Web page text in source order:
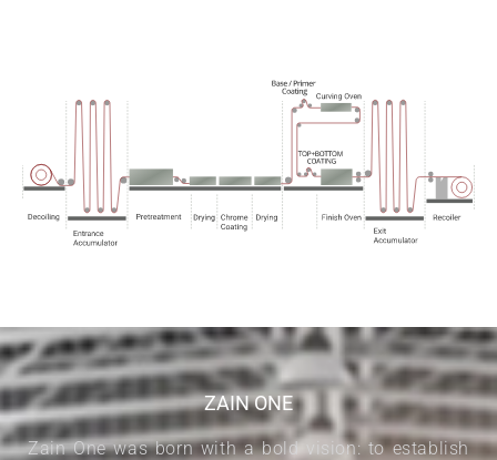
ZAIN ONE
Zain One was born with a bold vision: to establish